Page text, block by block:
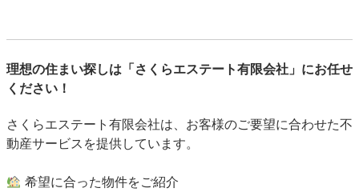
理想の住まい探しは「さくらエステート有限会社」にお任せ
ください！
さくらエステート有限会社は、お客様のご要望に合わせた不
動産サービスを提供しています。
希望に合った物件をご紹介